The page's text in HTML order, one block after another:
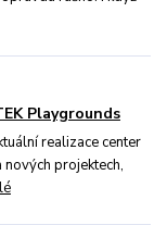
Playgrounds
realizace center
projektech,